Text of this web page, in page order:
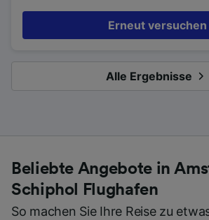
Erneut versuchen
Alle Ergebnisse
Beliebte Angebote in
Schiphol Flughafen
So machen Sie Ihre Reise zu